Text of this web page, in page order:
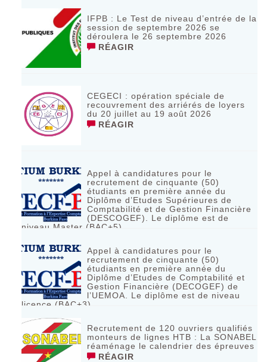
IFPB : Le Test de niveau d’entrée de la
session de septembre 2026 se
déroulera le 26 septembre 2026
RÉAGIR
CEGECI : opération spéciale de
recouvrement des arriérés de loyers
du 20 juillet au 19 août 2026
RÉAGIR
Appel à candidatures pour le
recrutement de cinquante (50)
étudiants en première année du
Diplôme d’Etudes Supérieures de
Comptabilité et de Gestion Financière
(DESCOGEF). Le diplôme est de
niveau Master (BAC+5)
Appel à candidatures pour le
recrutement de cinquante (50)
étudiants en première année du
Diplôme d’Etudes de Comptabilité et
Gestion Financière (DECOGEF) de
l’UEMOA. Le diplôme est de niveau
licence (BAC+3)
Recrutement de 120 ouvriers qualifiés
monteurs de lignes HTB : La SONABEL
réaménage le calendrier des épreuves
RÉAGIR